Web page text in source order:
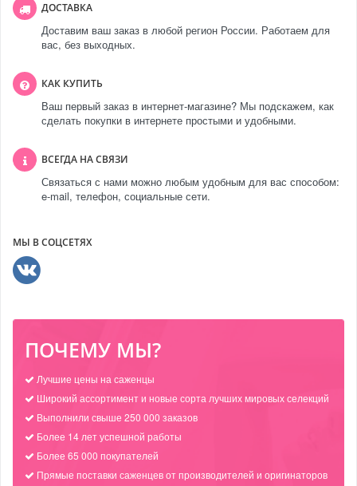
ДОСТАВКА
Доставим ваш заказ в любой регион России. Работаем для
вас, без выходных.
КАК КУПИТЬ
Ваш первый заказ в интернет-магазине? Мы подскажем, как
сделать покупки в интернете простыми и удобными.
ВСЕГДА НА СВЯЗИ
Связаться с нами можно любым удобным для вас способом:
e-mail, телефон, социальные сети.
МЫ В СОЦСЕТЯХ
ПОЧЕМУ МЫ?
Лучшие цены на саженцы
Широкий ассортимент и новые сорта лучших мировых селекций
Выполнили свыше 250 000 заказов
Более 14 лет успешной работы
Более 65 000 покупателей
Прямые поставки саженцев от производителей и оригинаторов